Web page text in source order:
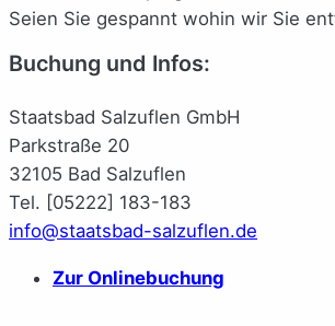
Seien Sie gespannt wohin wir Sie
Buchung und Infos:
Staatsbad Salzuflen GmbH
Parkstraße 20
32105 Bad Salzuflen
Tel. [05222] 183-183
info@staatsbad-salzuflen.de
Zur Onlinebuchung